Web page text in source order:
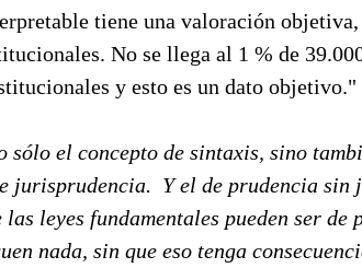
tiene una valoración
No se llega al 1 % de
y esto es un dato objetivo."
sólo el concepto de sintaxis, sino
jurisprudencia. Y el de prudencia
leyes fundamentales pueden ser de
nada, sin que eso tenga